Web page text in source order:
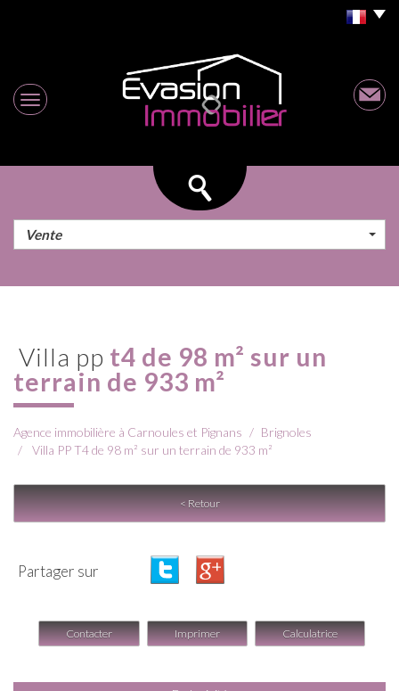
Vente
villa pp t4 de 98 m² sur un
terrain de 933 m²
Agence immobilière à Carnoules et Pignans
Brignoles
Villa PP T4 de 98 m² sur un terrain de 933 m²
< Retour
Partager sur
Contacter Imprimer Calculatrice